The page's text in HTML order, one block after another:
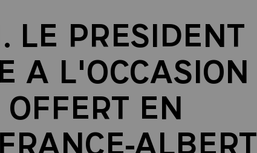
LE PRESIDENT
A L'OCCASION
EN
ALBERT